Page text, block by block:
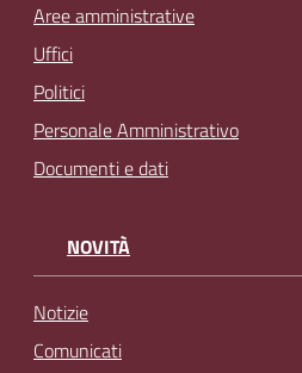
Aree amministrative
Uffici
Politici
Personale Amministrativo
Documenti e dati
NOVITÀ
Notizie
Comunicati